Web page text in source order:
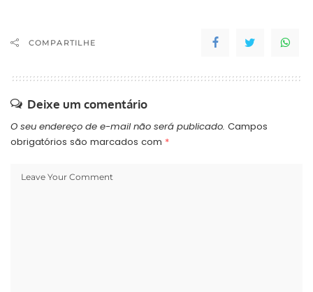
COMPARTILHE
Deixe um comentário
O seu endereço de e-mail não será publicado. Campos
obrigatórios são marcados com *